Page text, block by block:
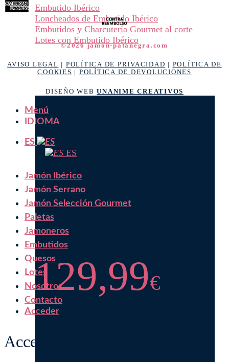
Embutido Ibérico
Loncheados de Embutido Ibérico
Embutidos y Charcutería Gourmet al corte
Lotes con Embutido Ibérico
129,99€
©2026 jamon-patanegra.com
AVISO LEGAL POLÍTICA DE PRIVACIDAD
POLÍTICA DE
COOKIES
POLÍTICA DE DEVOLUCIONES
DISEÑO WEBUNANIME CREATIVOS
Menú
IDIOMA
ES
ES
Jamón Ibérico
Jamón Serrano
Jamón Selección Gourmet
Paletas
Jamoneros
Embutidos
Quesos
Lotes
Nosotros
Contacto
Acceder
Acceder